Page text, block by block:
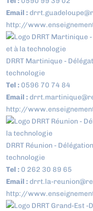
Email :
http://
DRRT Martinique -
technologie
Tel : 0596 70 74 84
Email :
http://
DRRT Réunion -
technologie
Tel : 0 262 30 89 65
Email : drrt.la-
http://